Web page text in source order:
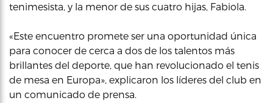
tenimesista, y la menor de sus cuatro hijas, Fabiola.
«Este encuentro promete ser una oportunidad única
para conocer de cerca a dos de los talentos más
brillantes del deporte, que han revolucionado el tenis
de mesa en Europa», explicaron los líderes del club en
un comunicado de prensa.